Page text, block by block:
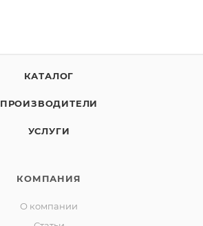
КАТАЛОГ
ПРОИЗВОДИТЕЛИ
УСЛУГИ
КОМПАНИЯ
О компании